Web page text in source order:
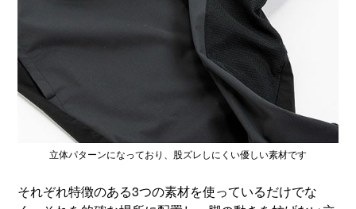
立体パターンになっており、股ズレしにくい優しい素材です
それぞれ特徴のある3つの素材を使っているだけでな